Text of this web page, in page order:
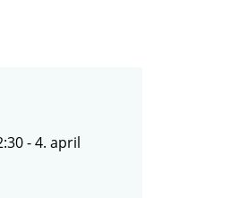
- 4. april